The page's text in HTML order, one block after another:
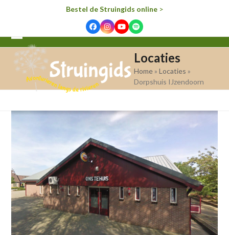
Bestel de Struingids online>
FacebookInstagram
YouTube
Spotify
Open
mobile
menu
Close
mobile
menu
Locaties
Home »Locaties »
Dorpshuis IJzendoorn